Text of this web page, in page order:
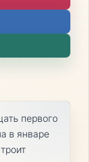
первого
в январе